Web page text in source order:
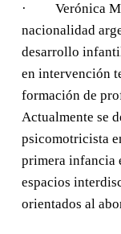
· Verónica
nacionalidad
desarrollo
en intervención
formación de
Actualmente se
psicomotricista
primera infancia
espacios
orientados al